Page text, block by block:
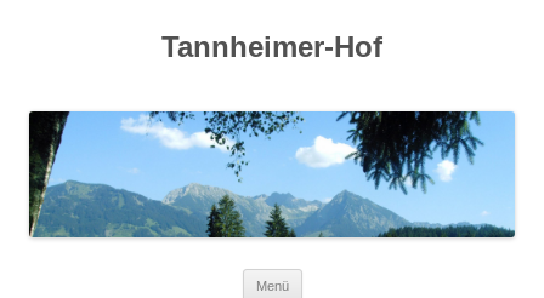
Tannheimer-Hof
Menü